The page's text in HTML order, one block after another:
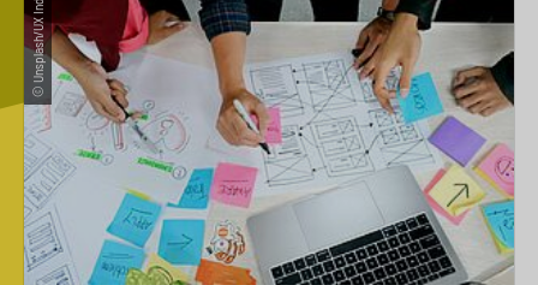
© Unsplash/UX Indonesia